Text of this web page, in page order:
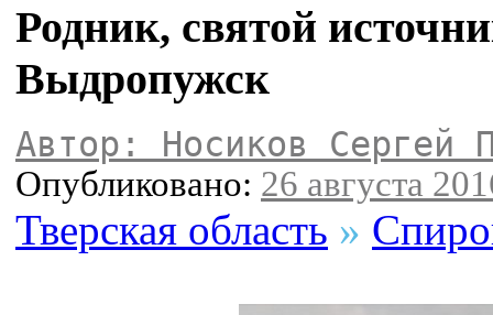
Родник, святой
Выдропужск
Автор: Носиков Сергей
Опубликовано: 26 августа
Тверская область »